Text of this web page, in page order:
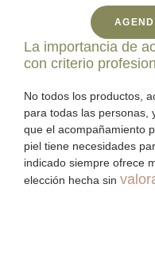
La importancia de
con criterio
No todos los productos,
para todas las personas,
que el acompañamiento
piel tiene necesidades
indicado siempre ofrece
elección hecha sin